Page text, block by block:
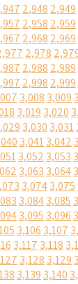
2,948 2,949
2,958 2,959
2,968 2,969
2,978
2,988 2,989
2,998 2,999
3,008 3,009
3,019 3,020
3,030 3,031
3,0413,042
3,052 3,053
3,063 3,064
3,0743,075
3,0843,085
3,095 3,096
3,106 3,107
3,117 3,118
3,128 3,129
3,139 3,140